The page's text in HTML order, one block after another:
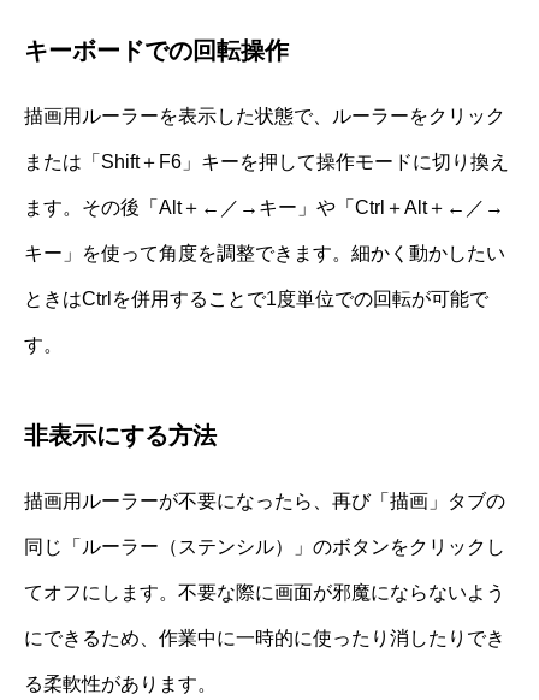
キーボードでの回転操作
描画用ルーラーを表示した状態で、ルーラーをクリック
または「Shift＋F6」キーを押して操作モードに切り換え
ます。その後「Alt＋←／→キー」や「Ctrl＋Alt＋←／→
キー」を使って角度を調整できます。細かく動かしたい
ときはCtrlを併用することで1度単位での回転が可能で
す。
非表示にする方法
描画用ルーラーが不要になったら、再び「描画」タブの
同じ「ルーラー（ステンシル）」のボタンをクリックし
てオフにします。不要な際に画面が邪魔にならないよう
にできるため、作業中に一時的に使ったり消したりでき
る柔軟性があります。